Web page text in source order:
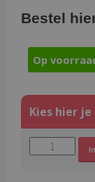
Bestel
Op
Natuurlijke
gedroogde